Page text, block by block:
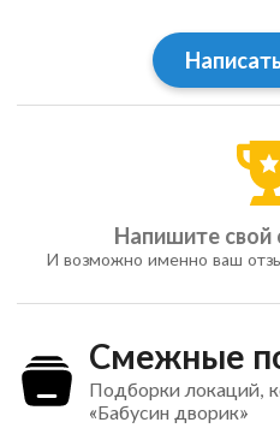
Напишите свой
И возможно именно ваш
Смежные
Подборки локаций,
«Бабусин дворик»